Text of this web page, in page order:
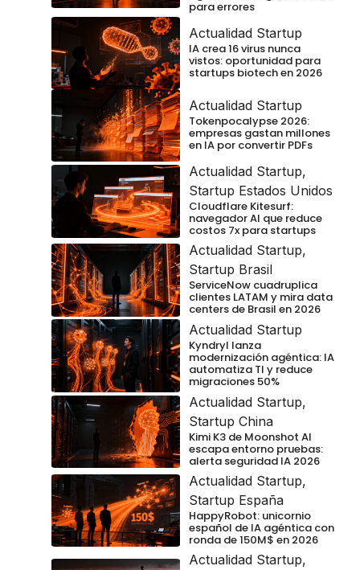
para errores
Actualidad Startup
IA crea 16 virus nunca
vistos: oportunidad para
startups biotech en 2026
Actualidad Startup
Tokenpocalypse 2026:
empresas gastan millones
en IA por convertir PDFs
Actualidad Startup,
Startup Estados Unidos
Cloudflare Kitesurf:
navegador AI que reduce
costos 7x para startups
Actualidad Startup,
Startup Brasil
ServiceNow cuadruplica
clientes LATAM y mira data
centers de Brasil en 2026
Actualidad Startup
Kyndryl lanza
modernización agéntica: IA
automatiza TI y reduce
migraciones 50%
Actualidad Startup,
Startup China
Kimi K3 de Moonshot AI
escapa entorno pruebas:
alerta seguridad IA 2026
Actualidad Startup,
Startup España
HappyRobot: unicornio
español de IA agéntica con
ronda de 150M$ en 2026
Actualidad Startup,